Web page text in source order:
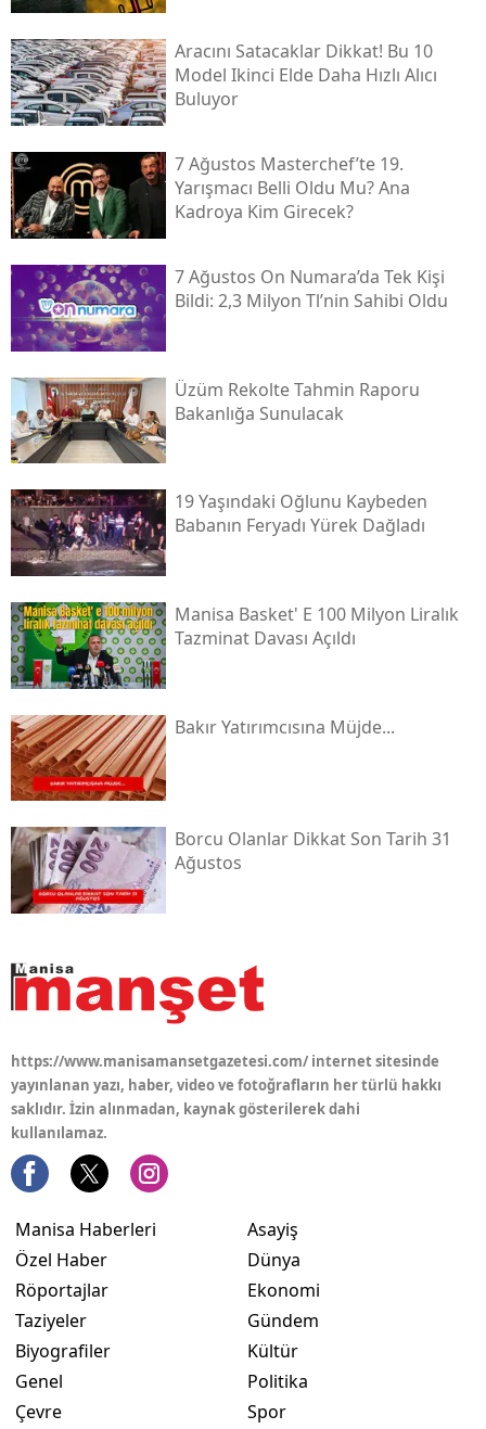
Aracını Satacaklar Dikkat! Bu 10
Model Ikinci Elde Daha Hızlı Alıcı
Buluyor
7 Ağustos Masterchef’te 19.
Yarışmacı Belli Oldu Mu? Ana
Kadroya Kim Girecek?
7 Ağustos On Numara’da Tek Kişi
Bildi: 2,3 Milyon Tl’nin Sahibi Oldu
Üzüm Rekolte Tahmin Raporu
Bakanlığa Sunulacak
19 Yaşındaki Oğlunu Kaybeden
Babanın Feryadı Yürek Dağladı
Manisa Basket' E 100 Milyon Liralık
Tazminat Davası Açıldı
Bakır Yatırımcısına Müjde...
Borcu Olanlar Dikkat Son Tarih 31
Ağustos
https://www.manisamansetgazetesi.com/ internet sitesinde
yayınlanan yazı, haber, video ve fotoğrafların her türlü hakkı
saklıdır. İzin alınmadan, kaynak gösterilerek dahi
kullanılamaz.
Manisa Haberleri
Özel Haber
Röportajlar
Taziyeler
Biyografiler
Genel
Çevre
Asayiş
Dünya
Ekonomi
Gündem
Kültür
Politika
Spor